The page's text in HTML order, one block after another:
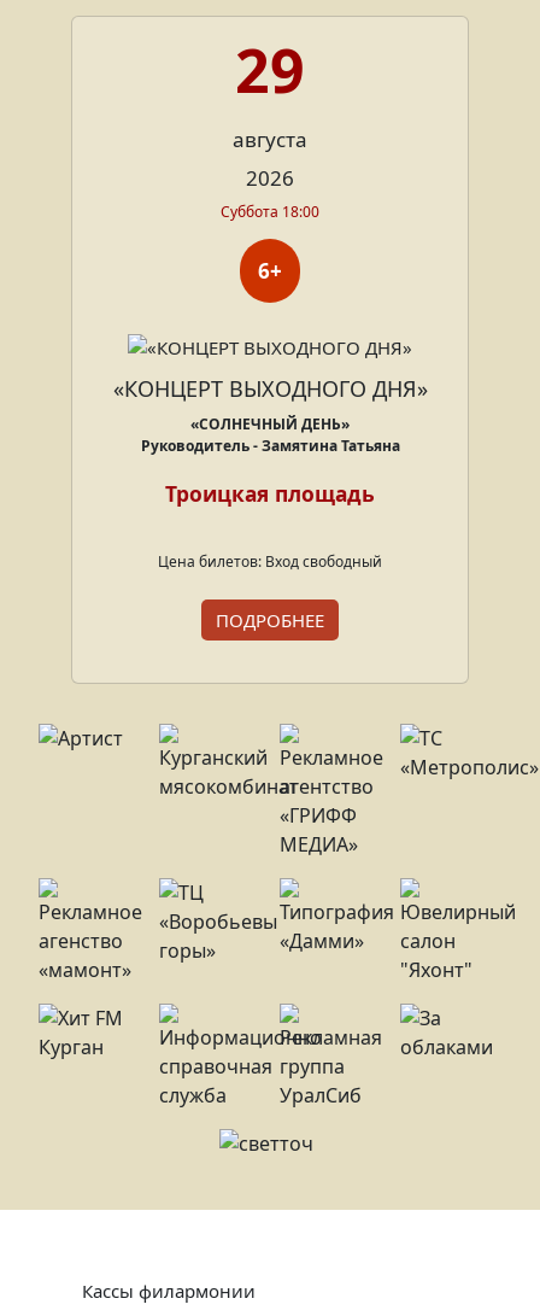
29
августа
2026
Суббота 18:00
6+
«КОНЦЕРТ ВЫХОДНОГО ДНЯ»
«СОЛНЕЧНЫЙ ДЕНЬ»
Руководитель - Замятина Татьяна
Троицкая площадь
Цена билетов: Вход свободный
ПОДРОБНЕЕ
Кассы филармонии